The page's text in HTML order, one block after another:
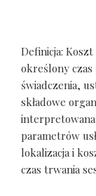
Definicja:
określony czas
świadczenia,
składowe
parametrów
lokalizacja i
czas trwania